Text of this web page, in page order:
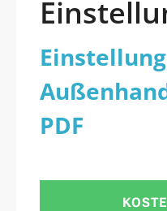
Groß-
ann Quiz
herunter
PDF